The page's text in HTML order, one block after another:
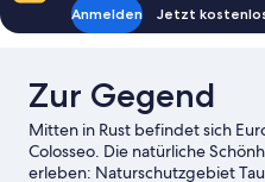
Anmelden Jetzt
Zur Gegend
Mitten in Rust befindet sich
Colosseo. Die natürliche
erleben: Naturschutzgebiet